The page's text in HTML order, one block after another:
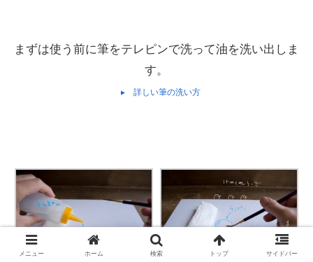
まずは使う前に筆をテレピンで洗って油を洗い出しま
す。
▸ 詳しい筆の洗い方
メニュー ホーム 検索 トップ サイドバー